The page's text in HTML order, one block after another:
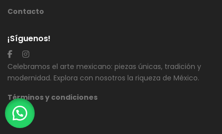
Contacto
¡Síguenos!
Celebramos el arte mexicano: piezas únicas, tradición y
modernidad. Explora con nosotros la riqueza de México.
Términos y condiciones